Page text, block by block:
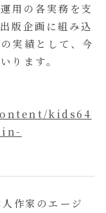
用の各実務を支
版企画に組み込
実績として、今
ります。
kids64
作家のエージ